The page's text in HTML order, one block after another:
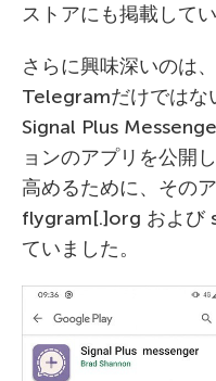
ストアにも掲載してい
さらに興味深いのは
Telegramだけではな
Signal Plus
ョンのアプリを公開
高めるために、その
flygram[.]org および
ていました。